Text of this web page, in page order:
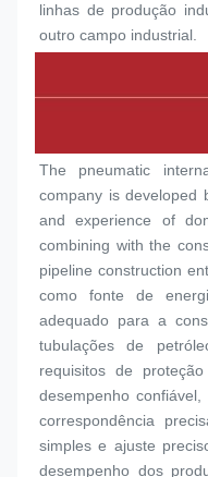
linhas de produção
outro campo industrial.
The pneumatic
company is developed
and experience of
combining with the
pipeline construction
como fonte de
adequado para a
tubulações de
requisitos de
desempenho
correspondência
simples e ajuste
desempenho dos